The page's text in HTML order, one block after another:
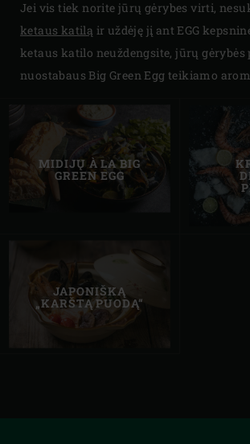
Jei vis tiek norite jūrų gėrybes virti,
ketaus katilą ir uždėję jį ant EGG
ketaus katilo neuždengsite, jūrų gėrybės
nuostabaus Big Green Egg teikiamo
MIDIJŲ À LA BIG
GREEN EGG
JAPONIŠKĄ
„KARŠTĄ PUODĄ“